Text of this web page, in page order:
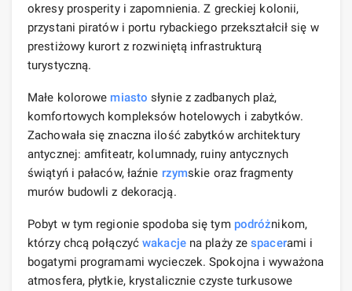
okresy prosperity i zapomnienia. Z greckiej kolonii,
przystani piratów i portu rybackiego przekształcił się w
prestiżowy kurort z rozwiniętą infrastrukturą
turystyczną.
Małe kolorowe miasto słynie z zadbanych plaż,
komfortowych kompleksów hotelowych i zabytków.
Zachowała się znaczna ilość zabytków architektury
antycznej: amfiteatr, kolumnady, ruiny antycznych
świątyń i pałaców, łaźnie rzymskie oraz fragmenty
murów budowli z dekoracją.
Pobyt w tym regionie spodoba się tym podróżnikom,
którzy chcą połączyćwakacjena plaży zespacerami i
bogatymi programami wycieczek. Spokojna i wyważona
atmosfera, płytkie, krystalicznie czyste turkusowe